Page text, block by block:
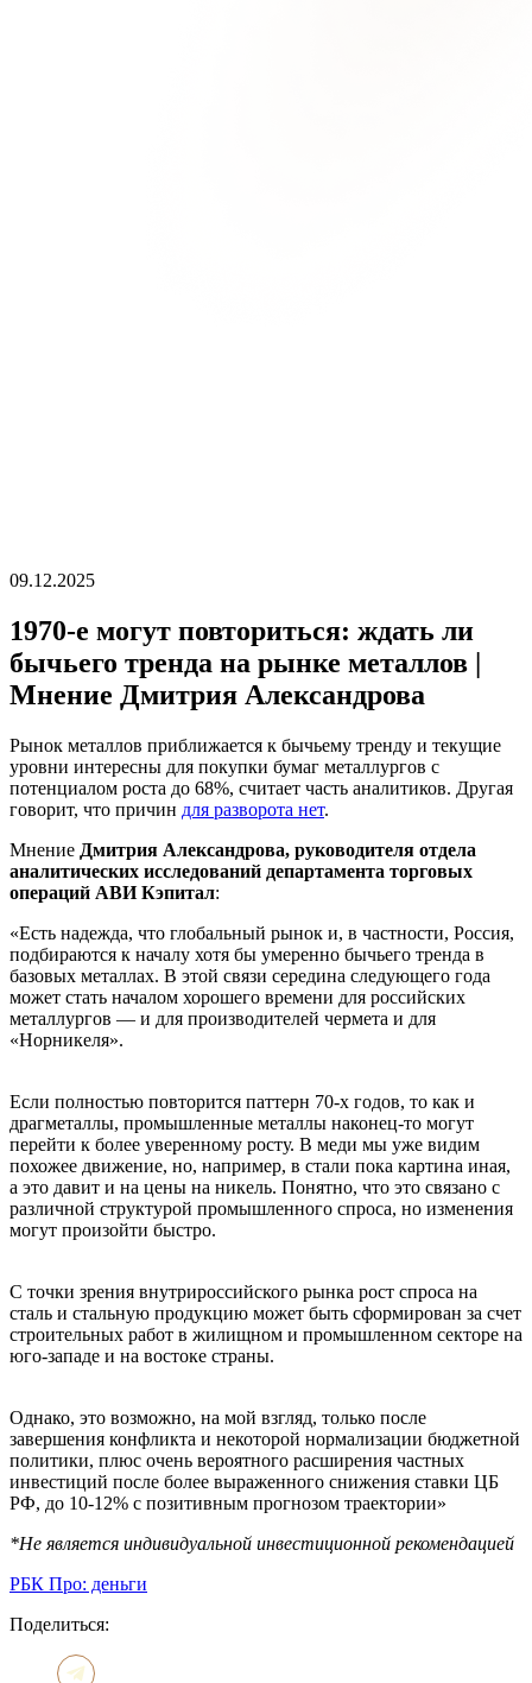
09.12.2025
1970-е могут повториться: ждать ли
бычьего тренда на рынке металлов |
Мнение Дмитрия Александрова
Рынок металлов приближается к бычьему тренду и текущие
уровни интересны для покупки бумаг металлургов с
потенциалом роста до 68%, считает часть аналитиков. Другая
говорит, что причин для разворота нет.
Мнение Дмитрия Александрова, руководителя отдела
аналитических исследований департамента торговых
операций АВИ Кэпитал:
«Есть надежда, что глобальный рынок и, в частности, Россия,
подбираются к началу хотя бы умеренно бычьего тренда в
базовых металлах. В этой связи середина следующего года
может стать началом хорошего времени для российских
металлургов — и для производителей чермета и для
«Норникеля».
Если полностью повторится паттерн 70-х годов, то как и
драгметаллы, промышленные металлы наконец-то могут
перейти к более уверенному росту. В меди мы уже видим
похожее движение, но, например, в стали пока картина иная,
а это давит и на цены на никель. Понятно, что это связано с
различной структурой промышленного спроса, но изменения
могут произойти быстро.
С точки зрения внутрироссийского рынка рост спроса на
сталь и стальную продукцию может быть сформирован за счет
строительных работ в жилищном и промышленном секторе на
юго-западе и на востоке страны.
Однако, это возможно, на мой взгляд, только после
завершения конфликта и некоторой нормализации бюджетной
политики, плюс очень вероятного расширения частных
инвестиций после более выраженного снижения ставки ЦБ
РФ, до 10-12% с позитивным прогнозом траектории»
*Не является индивидуальной инвестиционной рекомендацией
РБК Про: деньги
Поделиться: